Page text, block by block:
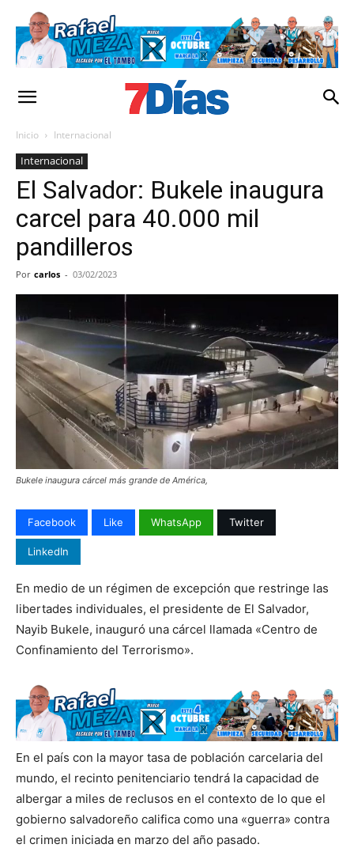
Inicio Internacional
Internacional
El Salvador: Bukele inaugura
carcel para 40.000 mil
pandilleros
Por carlos - 03/02/2023
Bukele inaugura cárcel más grande de América,
Facebook Like WhatsApp Twitter
LinkedIn
En medio de un régimen de excepción que restringe las
libertades individuales, el presidente de El Salvador,
Nayib Bukele, inauguró una cárcel llamada «Centro de
Confinamiento del Terrorismo».
En el país con la mayor tasa de población carcelaria del
mundo, el recinto penitenciario tendrá la capacidad de
albergar a miles de reclusos en el contexto de lo que el
gobierno salvadoreño califica como una «guerra» contra
el crimen iniciada en marzo del año pasado.